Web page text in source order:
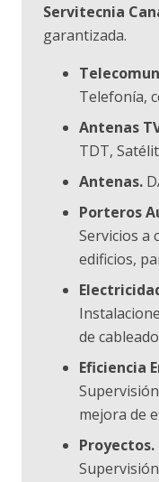
Servitecnia
garantizada.
Telefonía,
Antenas
TDT,
Antenas.
Porteros
Servicios a
edificios,
de
Eficiencia
mejora de
Proyectos.